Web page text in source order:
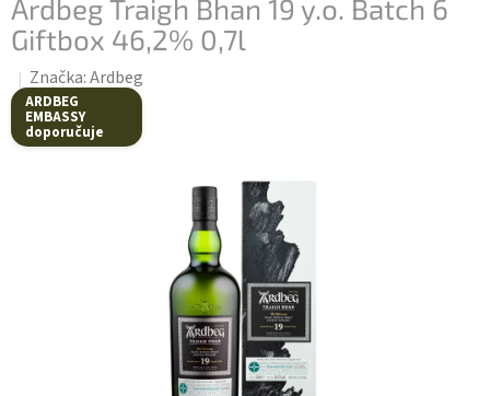
Ardbeg Traigh Bhan 19 y.o. Batch 6
Giftbox 46,2% 0,7l
ARDBEG
EMBASSY
doporučuje
Značka:Ardbeg